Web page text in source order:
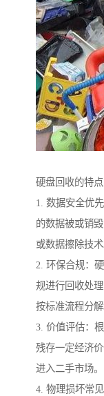
硬盘回收的特
1. 数据安全优
的数据被或销
或数据擦除技术
2. 环保合规：
规进行回收处
按标准流程分解
3. 价值评估：
残存一定经济
进入二手市场。
4. 物理损坏常